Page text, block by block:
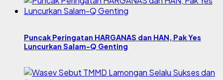
Puncak Peringatan HARGANAS dan HAN, Pak Yes
Luncurkan Salam-Q Genting